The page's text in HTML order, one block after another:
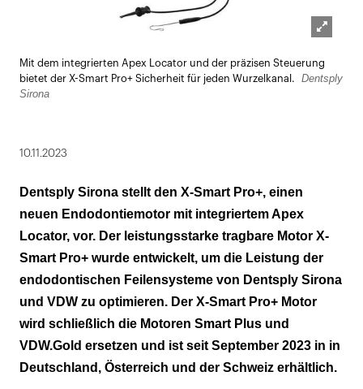
öffnen
Mit dem integrierten Apex Locator und der präzisen Steuerung
bietet der X-Smart Pro+ Sicherheit für jeden Wurzelkanal.
Dentsply
Sirona
10.11.2023
Dentsply Sirona stellt den X-Smart Pro+, einen
neuen Endodontiemotor mit integriertem Apex
Locator, vor. Der leistungsstarke tragbare Motor X-
Smart Pro+ wurde entwickelt, um die Leistung der
endodontischen Feilensysteme von Dentsply Sirona
und VDW zu optimieren. Der X-Smart Pro+ Motor
wird schließlich die Motoren Smart Plus und
VDW.Gold ersetzen und ist seit September 2023 in in
Deutschland, Österreich und der Schweiz erhältlich.